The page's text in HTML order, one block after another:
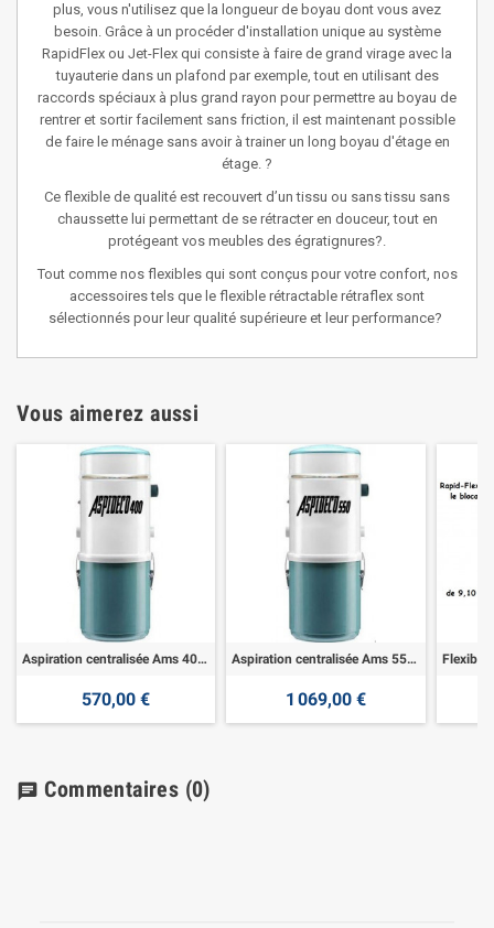
plus, vous n'utilisez que la longueur de boyau dont vous avez
besoin. Grâce à un procéder d'installation unique au système
RapidFlex ou Jet-Flex qui consiste à faire de grand virage avec la
tuyauterie dans un plafond par exemple, tout en utilisant des
raccords spéciaux à plus grand rayon pour permettre au boyau de
rentrer et sortir facilement sans friction, il est maintenant possible
de faire le ménage sans avoir à trainer un long boyau d'étage en
étage. ?
Ce flexible de qualité est recouvert d’un tissu ou sans tissu sans
chaussette lui permettant de se rétracter en douceur, tout en
protégeant vos meubles des égratignures?.
Tout comme nos flexibles qui sont conçus pour votre confort, nos
accessoires tels que le flexible rétractable rétraflex sont
sélectionnés pour leur qualité supérieure et leur performance?
Vous aimerez aussi
Aspiration centralisée Ams 400 - 1900w
570,00 €
Aspiration centralisée Ams 550 - 3200w
1 069,00 €
chat Commentaires (0)